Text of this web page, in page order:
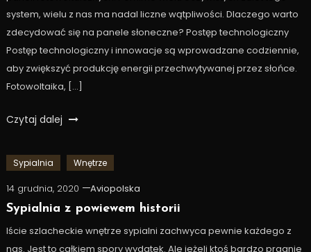
system, wielu z nas ma nadal liczne wątpliwości. Dlaczego warto
zdecydować się na panele słoneczne? Postęp technologiczny
Postęp technologiczny i innowacje są wprowadzane codziennie,
aby zwiększyć produkcję energii przechwytywanej przez słońce.
Fotowoltaika, […]
Czytaj dalej
Sypialnia Wnętrze
14 grudnia, 2020
Aviopolska
Sypialnia z powiewem historii
Iście szlacheckie wnętrze sypialni zachwyca pewnie każdego z
nas. Jest to całkiem spory wydatek. Ale jeżeli ktoś bardzo pragnie